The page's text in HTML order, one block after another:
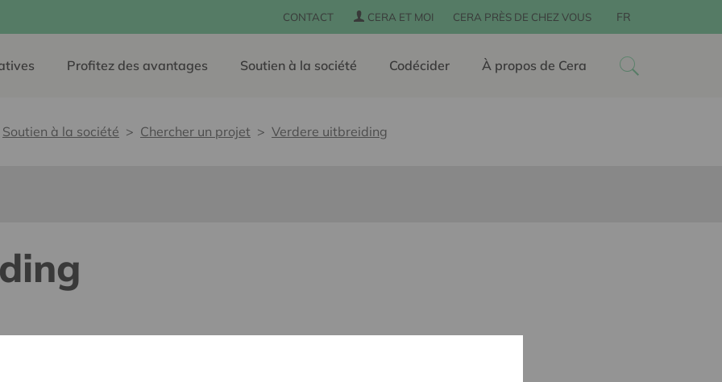
CONTACT CERA ET MOI CERA PRÈS DE CHEZ VOUS FR
Profitez des avantages Soutien à la société Codécider À propos de Cera
Soutien à la société Chercher un projet Verdere uitbreiding
sans barrières